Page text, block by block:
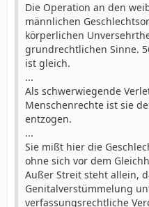
Die Operation an den
männlichen
körperlichen
grundrechtlichen Sinne.
ist gleich.
...
Als schwerwiegende
Menschenrechte ist sie
entzogen.
...
Sie mißt hier die
ohne sich vor dem
Außer Streit steht allein,
Genitalverstümmelung
verfassungsrechtliche